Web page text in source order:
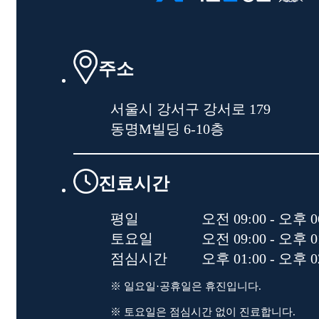
주소
서울시 강서구 강서로 179
동명M빌딩 6-10층
진료시간
평일
오전 09:00 - 오후
토요일
오전 09:00 - 오후
점심시간
오후 01:00 - 오후
※ 일요일·공휴일은 휴진입니다.
※ 토요일은 점심시간 없이 진료합니다.